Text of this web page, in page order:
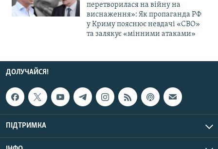
перетворилася на війну на
виснаження»: Як пропаганда РФ
у Криму пояснює невдачі «СВО»
та залякує «мінними атаками»
ДОЛУЧАЙСЯ!
ПІДТРИМКА